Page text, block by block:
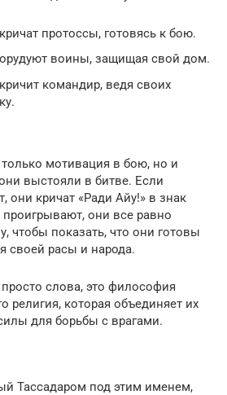
протоссы, готовясь к бою.
воины, защищая свой дом.
командир, ведя своих
мотивация в бою, но и
выстояли в битве. Если
они кричат «Ради Айу!» в знак
они все равно
чтобы показать, что они готовы
своей расы и народа.
слова, это философия
религия, которая объединяет их
для борьбы с врагами.
Тассадаром под этим именем,